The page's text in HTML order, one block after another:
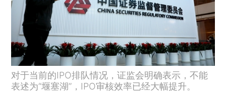
对于当前的IPO排队情况，证监会明确表示，不能
表述为“堰塞湖”，IPO审核效率已经大幅提升。